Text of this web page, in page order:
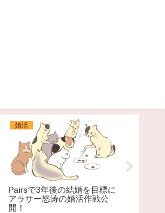
婚活
Pairsで3年後の結婚を目標に
アラサー怒涛の婚活作戦公
開！